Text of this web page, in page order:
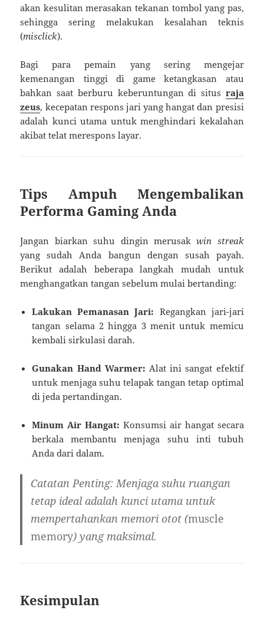
akan kesulitan merasakan tekanan tombol yang pas,
sehingga sering melakukan kesalahan teknis
(misclick).
Bagi para pemain yang sering mengejar
kemenangan tinggi di game ketangkasan atau
bahkan saat berburu keberuntungan di situs raja
zeus, kecepatan respons jari yang hangat dan presisi
adalah kunci utama untuk menghindari kekalahan
akibat telat merespons layar.
Tips Ampuh Mengembalikan
Performa Gaming Anda
Jangan biarkan suhu dingin merusakwin streak
yang sudah Anda bangun dengan susah payah.
Berikut adalah beberapa langkah mudah untuk
menghangatkan tangan sebelum mulai bertanding:
Lakukan Pemanasan Jari: Regangkan jari-jari
tangan selama 2 hingga 3 menit untuk memicu
kembali sirkulasi darah.
Gunakan Hand Warmer: Alat ini sangat efektif
untuk menjaga suhu telapak tangan tetap optimal
di jeda pertandingan.
Minum Air Hangat: Konsumsi air hangat secara
berkala membantu menjaga suhu inti tubuh
Anda dari dalam.
Catatan Penting: Menjaga suhu ruangan
tetap ideal adalah kunci utama untuk
mempertahankan memori otot (muscle
memory) yang maksimal.
Kesimpulan